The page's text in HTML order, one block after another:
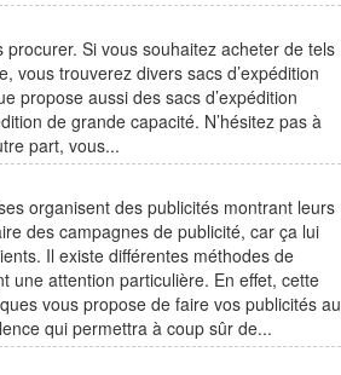
procurer. Si vous souhaitez acheter de tels
vous trouverez divers sacs d’expédition
propose aussi des sacs d’expédition
de grande capacité. N’hésitez pas à
part, vous...
organisent des publicités montrant leurs
des campagnes de publicité, car ça lui
Il existe différentes méthodes de
une attention particulière. En effet, cette
vous propose de faire vos publicités au
qui permettra à coup sûr de...